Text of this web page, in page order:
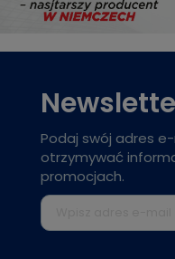
Podaj swój adres
otrzymywać
promocjach.